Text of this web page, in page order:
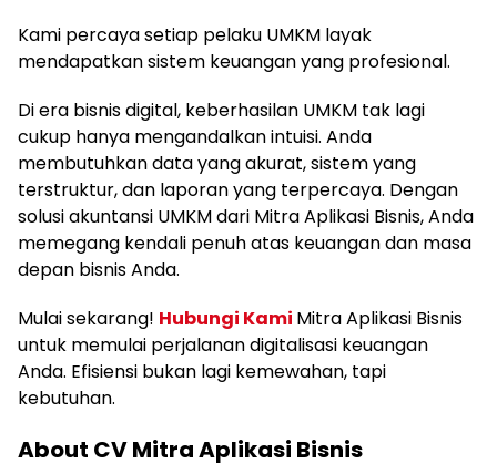
Kami percaya setiap pelaku UMKM layak
mendapatkan sistem keuangan yang profesional.
Di era bisnis digital, keberhasilan UMKM tak lagi
cukup hanya mengandalkan intuisi. Anda
membutuhkan data yang akurat, sistem yang
terstruktur, dan laporan yang terpercaya. Dengan
solusi akuntansi UMKM dari Mitra Aplikasi Bisnis, Anda
memegang kendali penuh atas keuangan dan masa
depan bisnis Anda.
Mulai sekarang! Hubungi Kami Mitra Aplikasi Bisnis
untuk memulai perjalanan digitalisasi keuangan
Anda. Efisiensi bukan lagi kemewahan, tapi
kebutuhan.
About CV Mitra Aplikasi Bisnis